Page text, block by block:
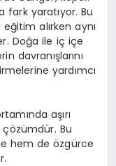
fark yaratıyor. Bu
alırken aynı
Doğa ile iç içe
davranışlarını
yardımcı
aşırı
Bu
hem de özgürce